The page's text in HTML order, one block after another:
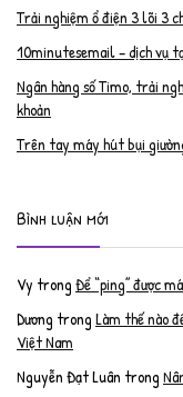
Trải nghiệm ổ điện 3 lõi 3
10minutesemail – dịch vụ
Ngân hàng số Timo, trải
khoản
Trên tay máy hút bụi
Bình luận mới
Vy trongĐể “ping” được
Dương trongLàm thế nào
Việt Nam
Nguyễn Đạt Luân trong